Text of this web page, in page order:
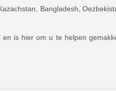
Bangladesh,
is hier om u te helpen